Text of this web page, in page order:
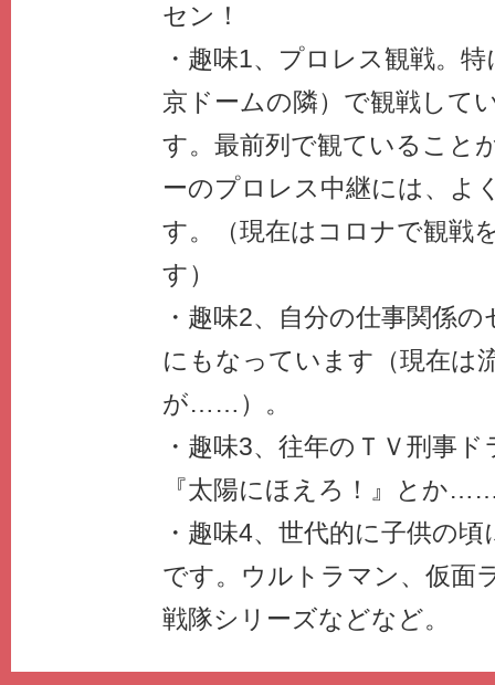
セン！
・趣味1、プロレス観戦。
京ドームの隣）で観戦して
す。最前列で観ていること
ーのプロレス中継には、よ
す。（現在はコロナで観戦
す）
・趣味2、自分の仕事関係
にもなっています（現在は
が……）。
・趣味3、往年のＴＶ刑事
『太陽にほえろ！』とか
・趣味4、世代的に子供の
です。ウルトラマン、仮面
戦隊シリーズなどなど。